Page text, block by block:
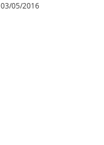
03/05/2016